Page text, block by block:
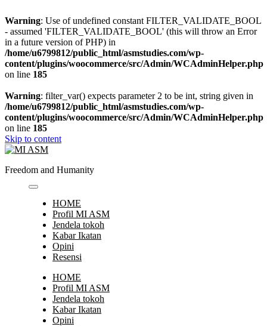
Warning: Use of undefined constant FILTER_VALIDATE_BOOL
- assumed 'FILTER_VALIDATE_BOOL' (this will throw an Error
in a future version of PHP) in
/home/u6799812/public_html/asmstudies.com/wp-
content/plugins/woocommerce/src/Admin/WCAdminHelper.php
on line 185
Warning: filter_var() expects parameter 2 to be int, string given in
/home/u6799812/public_html/asmstudies.com/wp-
content/plugins/woocommerce/src/Admin/WCAdminHelper.php
on line 185
Skip to content
Freedom and Humanity
HOME
Profil MI ASM
Jendela tokoh
Kabar Ikatan
Opini
Resensi
HOME
Profil MI ASM
Jendela tokoh
Kabar Ikatan
Opini